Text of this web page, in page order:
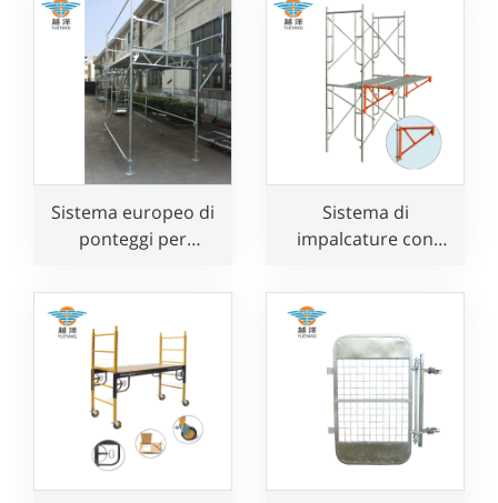
Sistema europeo di
ponteggi per
uso edile
Sistema di
impalcature con
costruttori